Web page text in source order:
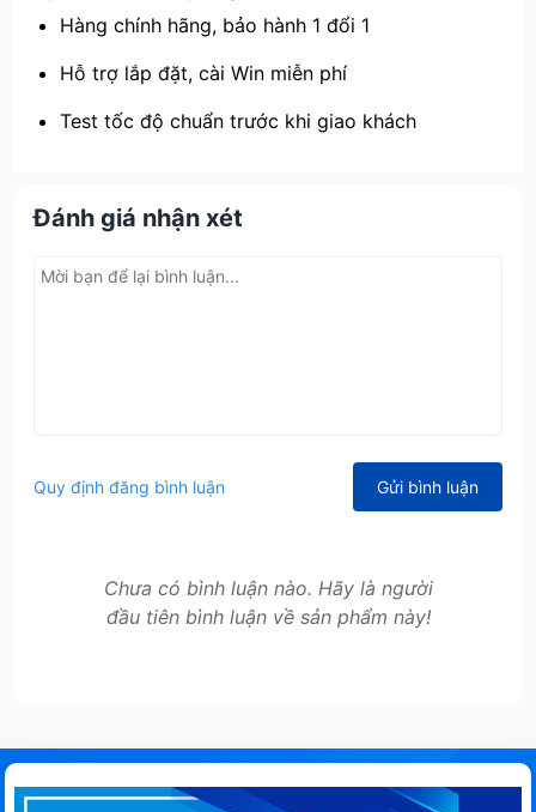
Hàng chính hãng, bảo hành 1 đổi 1
Hỗ trợ lắp đặt, cài Win miễn phí
Test tốc độ chuẩn trước khi giao khách
Đánh giá nhận xét
Quy định đăng bình luận Gửi bình luận
Chưa có bình luận nào. Hãy là người
đầu tiên bình luận về sản phẩm này!